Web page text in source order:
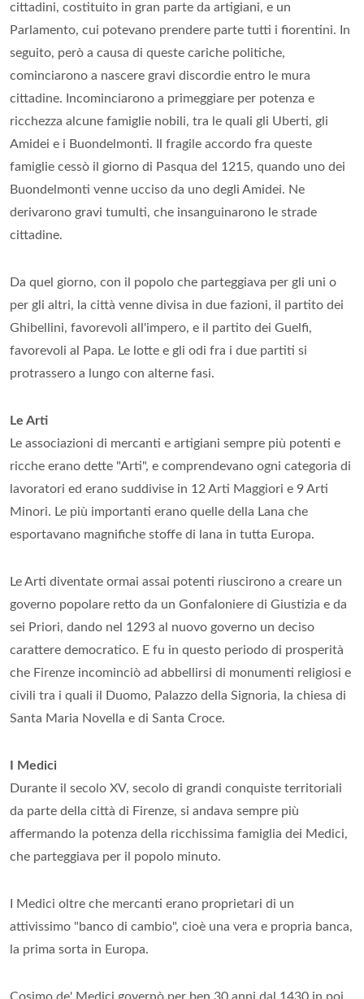
cittadini, costituito in gran parte da artigiani, e un
Parlamento, cui potevano prendere parte tutti i fiorentini. In
seguito, però a causa di queste cariche politiche,
cominciarono a nascere gravi discordie entro le mura
cittadine. Incominciarono a primeggiare per potenza e
ricchezza alcune famiglie nobili, tra le quali gli Uberti, gli
Amidei e i Buondelmonti. Il fragile accordo fra queste
famiglie cessò il giorno di Pasqua del 1215, quando uno dei
Buondelmonti venne ucciso da uno degli Amidei. Ne
derivarono gravi tumulti, che insanguinarono le strade
cittadine.
Da quel giorno, con il popolo che parteggiava per gli uni o
per gli altri, la città venne divisa in due fazioni, il partito dei
Ghibellini, favorevoli all'impero, e il partito dei Guelfi,
favorevoli al Papa. Le lotte e gli odi fra i due partiti si
protrassero a lungo con alterne fasi.
Le Arti
Le associazioni di mercanti e artigiani sempre più potenti e
ricche erano dette "Arti", e comprendevano ogni categoria di
lavoratori ed erano suddivise in 12 Arti Maggiori e 9 Arti
Minori. Le più importanti erano quelle della Lana che
esportavano magnifiche stoffe di lana in tutta Europa.
Le Arti diventate ormai assai potenti riuscirono a creare un
governo popolare retto da un Gonfaloniere di Giustizia e da
sei Priori, dando nel 1293 al nuovo governo un deciso
carattere democratico. E fu in questo periodo di prosperità
che Firenze incominciò ad abbellirsi di monumenti religiosi e
civili tra i quali il Duomo, Palazzo della Signoria, la chiesa di
Santa Maria Novella e di Santa Croce.
I Medici
Durante il secolo XV, secolo di grandi conquiste territoriali
da parte della città di Firenze, si andava sempre più
affermando la potenza della ricchissima famiglia dei Medici,
che parteggiava per il popolo minuto.
I Medici oltre che mercanti erano proprietari di un
attivissimo "banco di cambio", cioè una vera e propria banca,
la prima sorta in Europa.